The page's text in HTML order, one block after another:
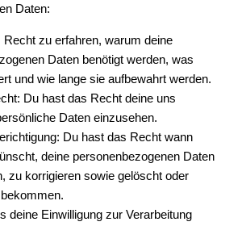
Daten:
Recht zu erfahren, warum deine
Daten benötigt werden, was
und wie lange sie aufbewahrt werden.
Du hast das Recht deine uns
Daten einzusehen.
Du hast das Recht wann
deine personenbezogenen Daten
zu korrigieren sowie gelöscht oder
deine Einwilligung zur Verarbeitung